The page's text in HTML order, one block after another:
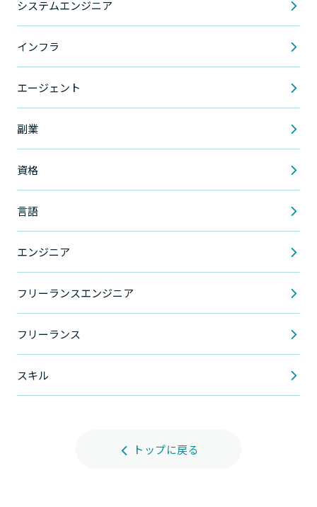
システムエンジニア
インフラ
エージェント
副業
資格
言語
エンジニア
フリーランスエンジニア
フリーランス
スキル
トップに戻る